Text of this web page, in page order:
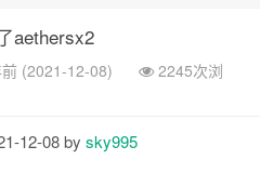
aethersx2
(2021-12-08)
2245次浏
12-08 by sky995